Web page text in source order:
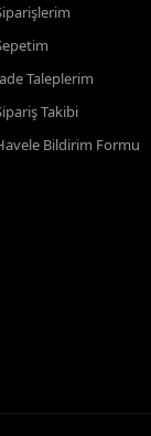
Taleplerim
Takibi
Bildirim Formu